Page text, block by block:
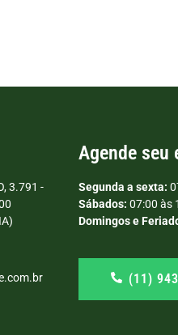
3.791 -
Agende seu
Segunda a sexta:
Sábados: 07:00 às
Domingos e
(11)